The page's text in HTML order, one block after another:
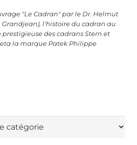
"Le Cadran" par le Dr. Helmut
Grandjean), l'histoire du cadran au
des cadrans Stern et
la marque Patek Philippe